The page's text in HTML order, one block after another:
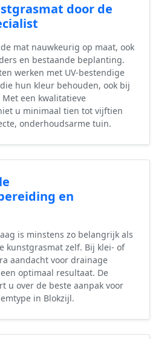
door de
mat nauwkeurig op maat, ook
en bestaande beplanting.
werken met UV-bestendige
hun kleur behouden, ook bij
een kwalitatieve
u minimaal tien tot vijftien
onderhoudsarme tuin.
en
is minstens zo belangrijk als
kunstgrasmat zelf. Bij klei- of
aandacht voor drainage
optimaal resultaat. De
u over de beste aanpak voor
in Blokzijl.